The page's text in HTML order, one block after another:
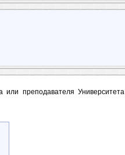
или преподавателя Университета